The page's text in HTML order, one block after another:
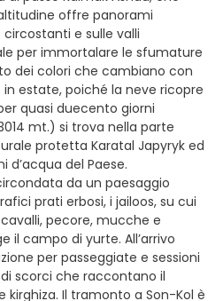
offre panorami
e sulle valli
per immortalare le sfumature
dei colori che cambiano con
in estate, poiché la neve ricopre
quasi duecento giorni
mt.) si trova nella parte
protetta Karatal Japyryk ed
d’acqua del Paese.
da un paesaggio
prati erbosi, i jailoos, su cui
pecore, mucche e
il campo di yurte. All’arrivo
per passeggiate e sessioni
scorci che raccontano il
Il tramonto a Son-Kol è